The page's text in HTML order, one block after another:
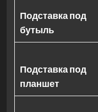
Подставка под
бутыль
Подставка под
планшет